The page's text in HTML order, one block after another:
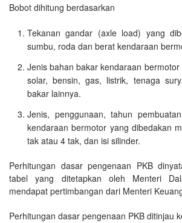
Bobot dihitung berdasarkan
Tekanan gandar (axle load) yang
sumbu, roda dan berat kendaraan
Jenis bahan bakar kendaraan
solar, bensin, gas, listrik, tenaga
bakar lainnya.
Jenis, penggunaan, tahun
kendaraan bermotor yang dibedakan
tak atau 4 tak, dan isi silinder.
Perhitungan dasar pengenaan PKB
tabel yang ditetapkan oleh Menteri
mendapat pertimbangan dari Menteri
Perhitungan dasar pengenaan PKB ditinjau